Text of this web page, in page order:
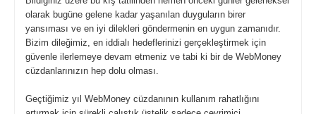
olarak bugüne gelene kadar yaşanılan duyguların birer
yansıması ve en iyi dilekleri göndermenin en uygun zamanıdır.
Bizim dileğimiz, en iddialı hedeflerinizi gerçekleştirmek için
güvenle ilerlemeye devam etmeniz ve tabi ki bir de WebMoney
cüzdanlarınızın hep dolu olması.
Geçtiğimiz yıl WebMoney cüzdanının kullanım rahatlığını